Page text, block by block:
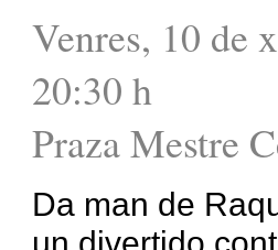
Venres, 10 de
20:30 h
Praza Mestre
Da man de